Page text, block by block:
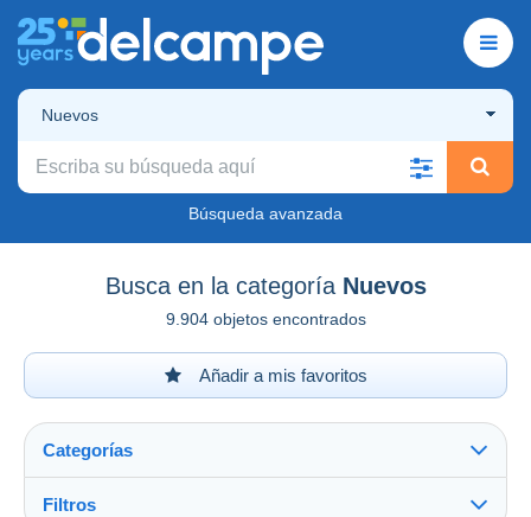
Nuevos
Búsqueda avanzada
Busca en la categoría Nuevos
9.904 objetos encontrados
Añadir a mis favoritos
Categorías
Filtros